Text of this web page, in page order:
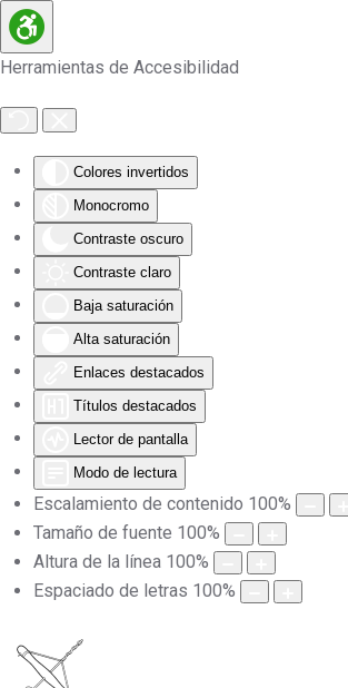
Herramientas de Accesibilidad
Colores invertidos
Monocromo
Contraste oscuro
Contraste claro
Baja saturación
Alta saturación
Enlaces destacados
Títulos destacados
Lector de pantalla
Modo de lectura
Escalamiento de contenido 100%
Tamaño de fuente 100%
Altura de la línea 100%
Espaciado de letras 100%
Skip to main content